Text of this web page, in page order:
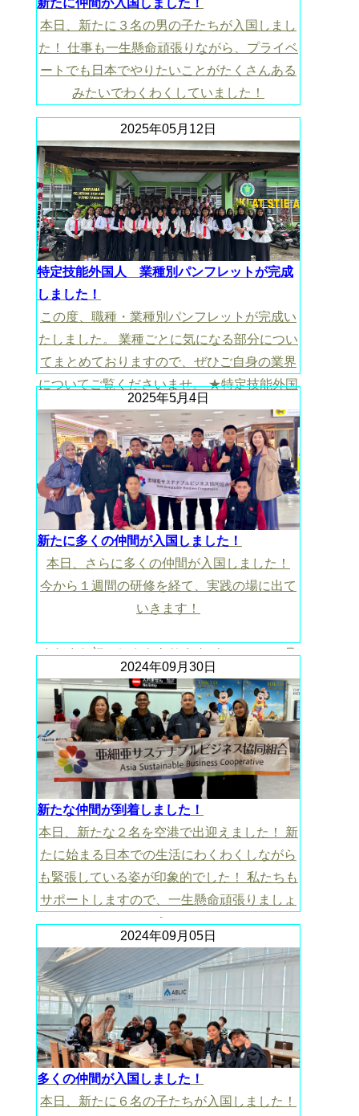
新たに仲間が入国しました！
本日、新たに３名の男の子たちが入国しまし
た！ 仕事も一生懸命頑張りながら、プライベ
ートでも日本でやりたいことがたくさんある
みたいでわくわくしていました！
2025年05月12日
特定技能外国人 業種別パンフレットが完成
しました！
この度、職種・業種別パンフレットが完成い
たしました。 業種ごとに気になる部分につい
てまとめておりますので、ぜひご自身の業界
についてご覧くださいませ。 ★特定技能外国
人 ◎農業
https://drive.google.com/file/d/
usp=drive_link
2025年5月4日
新たに多くの仲間が入国しました！
本日、さらに多くの仲間が入国しました！
今から１週間の研修を経て、実践の場に出て
いきます！
まだまだ初々しさもありますが、この１か月
間でより大人の顔になることを期待していま
す！
2024年09月30日
新たな仲間が到着しました！
本日、新たな２名を空港で出迎えました！ 新
たに始まる日本での生活にわくわくしながら
も緊張している姿が印象的でした！ 私たちも
サポートしますので、一生懸命頑張りましょ
う！
2024年09月05日
多くの仲間が入国しました！
本日、新たに６名の子たちが入国しました！